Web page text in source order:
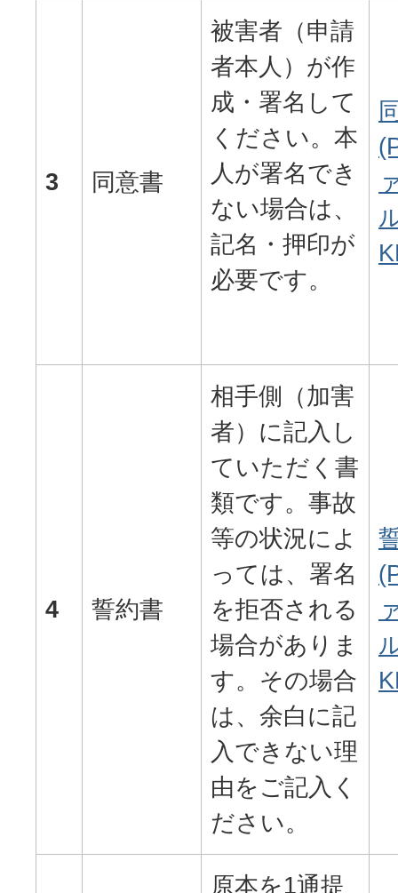
3 同意書
被害者（申請
者本人）が作
成・署名して
ください。本
人が署名でき
ない場合は、
記名・押印が
必要です。
4 誓約書
相手側（加害
者）に記入し
ていただく書
類です。事故
等の状況によ
っては、署名
を拒否される
場合がありま
す。その場合
は、余白に記
入できない理
由をご記入く
ださい。
原本を1通提